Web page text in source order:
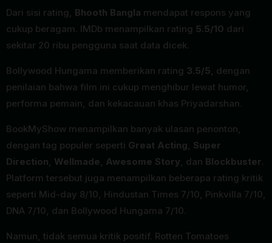
Dari sisi rating, Bhooth Bangla mendapat respons yang
cukup beragam. IMDb menampilkan rating 5.5/10 dari
sekitar 20 ribu pengguna saat data dicek.
Bollywood Hungama memberikan rating 3.5/5, dengan
penilaian bahwa film ini cukup menghibur lewat humor,
performa pemain, dan kekacauan khas Priyadarshan.
BookMyShow menampilkan banyak ulasan penonton,
dengan tag populer seperti Great Acting, Super
Direction, Wellmade, Awesome Story, dan Blockbuster.
Platform tersebut juga menampilkan beberapa rating kritik
seperti Mid-day 8/10, Hindustan Times 7/10, Pinkvilla 7/10,
DNA 7/10, dan Bollywood Hungama 7/10.
Namun, tidak semua kritik positif. Rotten Tomatoes